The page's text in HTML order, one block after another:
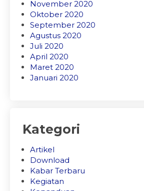
November 2020
Oktober 2020
September 2020
Agustus 2020
Juli 2020
April 2020
Maret 2020
Januari 2020
Kategori
Artikel
Download
Kabar Terbaru
Kegiatan